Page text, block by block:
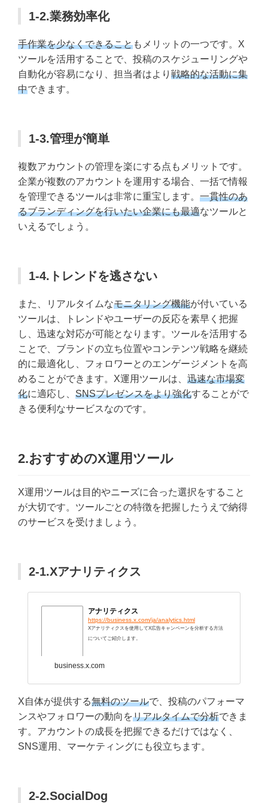
1-2.業務効率化
手作業を少なくできることもメリットの一つです。X
ツールを活用することで、投稿のスケジューリングや
自動化が容易になり、担当者はより 戦略的な活動に集
中できます。
1-3.管理が簡単
複数アカウントの管理を楽にする点もメリットです。
企業が複数のアカウントを運用する場合、一括で情報
を管理できるツールは非常に重宝します。 一貫性のあ
るブランディングを行いたい企業にも最適なツールと
いえるでしょう。
1-4.トレンドを逃さない
また、リアルタイムなモニタリング機能が付いている
ツールは、トレンドやユーザーの反応を素早く把握
し、迅速な対応が可能となります。ツールを活用する
ことで、ブランドの立ち位置やコンテンツ戦略を継続
的に最適化し、フォロワーとのエンゲージメントを高
めることができます。X運用ツールは、 迅速な市場変
化に適応し、 SNSプレゼンスをより強化することがで
きる便利なサービスなのです。
2.おすすめのX運用ツール
X運用ツールは目的やニーズに合った選択をすること
が大切です。ツールごとの特徴を把握したうえで納得
のサービスを受けましょう。
2-1.Xアナリティクス
アナリティクス
https://business.x.com/ja/analytics.html
Xアナリティクスを使用してX広告キャンペーンを分析する方法
についてご紹介します。
business.x.com
X自体が提供する無料のツールで、投稿のパフォーマ
ンスやフォロワーの動向をリアルタイムで分析できま
す。アカウントの成長を把握できるだけではなく、
SNS運用、マーケティングにも役立ちます。
2-2.SocialDog